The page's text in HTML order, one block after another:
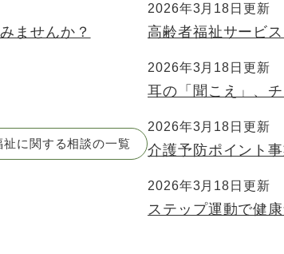
ませんか？
祉に関する相談の一覧
2026年3月18日更新
高齢者福祉サービ
2026年3月18日更新
耳の「聞こえ」、
2026年3月18日更新
介護予防ポイント
2026年3月18日更新
ステップ運動で健